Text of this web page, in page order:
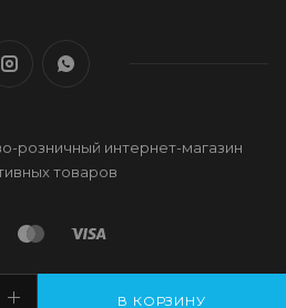
В КОРЗИНУ
розничный интернет-магазин
товаров